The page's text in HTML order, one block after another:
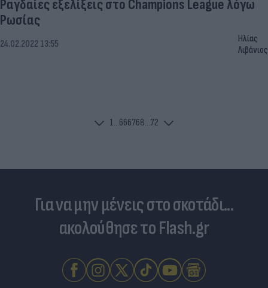
Ραγδαίες εξελίξεις στο Champions League λόγω
Ρωσίας
24.02.2022 13:55
Ηλίας
Λιβάνιος
1...666768...72
Για να μην μένεις στο σκοτάδι...
ακολούθησε το Flash.gr